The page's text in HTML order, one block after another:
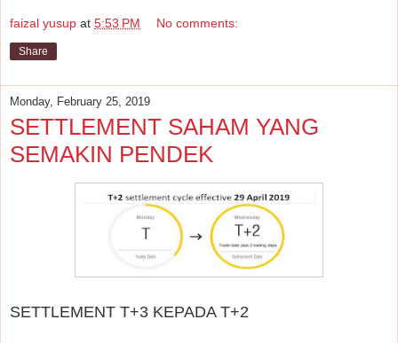
faizal yusup at 5:53 PM No comments:
Share
Monday, February 25, 2019
SETTLEMENT SAHAM YANG
SEMAKIN PENDEK
SETTLEMENT T+3 KEPADA T+2